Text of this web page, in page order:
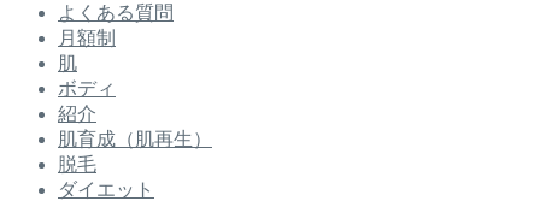
よくある質問
月額制
肌
ボディ
紹介
肌育成（肌再生）
脱毛
ダイエット